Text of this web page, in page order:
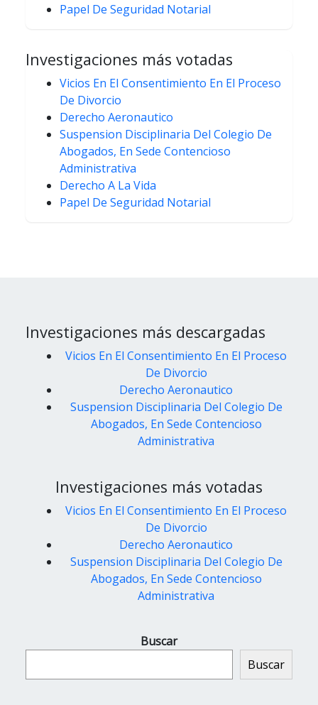
Papel De Seguridad Notarial
Investigaciones más votadas
Vicios En El Consentimiento En El Proceso
De Divorcio
Derecho Aeronautico
Suspension Disciplinaria Del Colegio De
Abogados, En Sede Contencioso
Administrativa
Derecho A La Vida
Papel De Seguridad Notarial
Investigaciones más descargadas
Vicios En El Consentimiento En El Proceso
De Divorcio
Derecho Aeronautico
Suspension Disciplinaria Del Colegio De
Abogados, En Sede Contencioso
Administrativa
Investigaciones más votadas
Vicios En El Consentimiento En El Proceso
De Divorcio
Derecho Aeronautico
Suspension Disciplinaria Del Colegio De
Abogados, En Sede Contencioso
Administrativa
Buscar
Buscar